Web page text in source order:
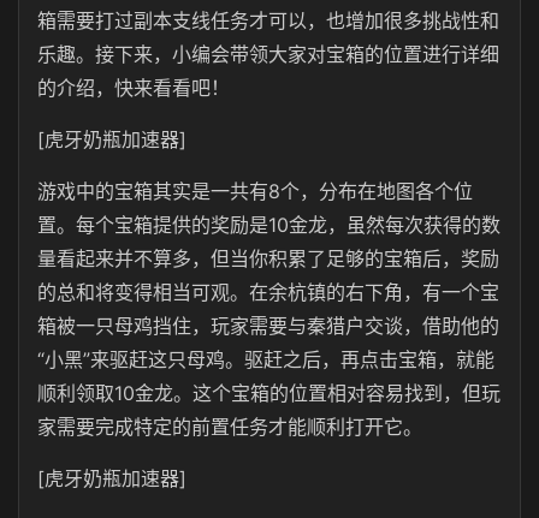
箱需要打过副本支线任务才可以，也增加很多挑战性和
乐趣。接下来，小编会带领大家对宝箱的位置进行详细
的介绍，快来看看吧！
[虎牙奶瓶加速器]
游戏中的宝箱其实是一共有8个，分布在地图各个位
置。每个宝箱提供的奖励是10金龙，虽然每次获得的数
量看起来并不算多，但当你积累了足够的宝箱后，奖励
的总和将变得相当可观。在余杭镇的右下角，有一个宝
箱被一只母鸡挡住，玩家需要与秦猎户交谈，借助他的
“小黑”来驱赶这只母鸡。驱赶之后，再点击宝箱，就能
顺利领取10金龙。这个宝箱的位置相对容易找到，但玩
家需要完成特定的前置任务才能顺利打开它。
[虎牙奶瓶加速器]